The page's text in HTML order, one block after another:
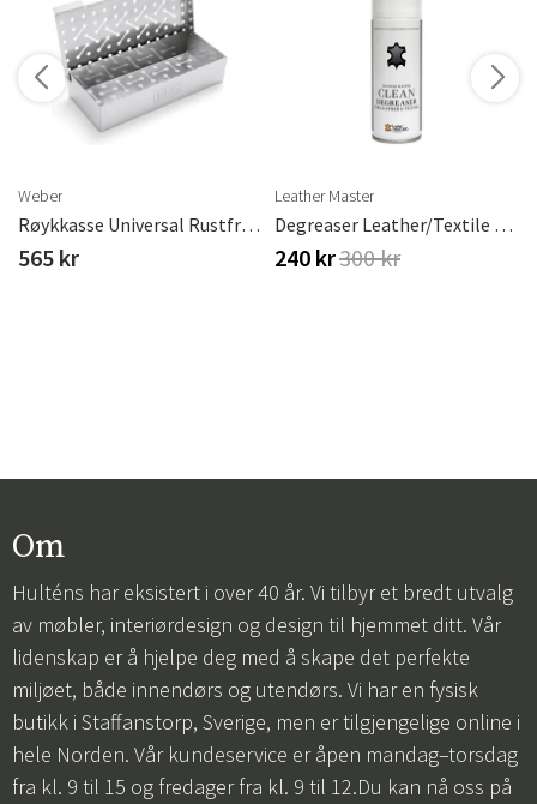
Weber
Røykkasse Universal Rustfri Weber
565 kr
Leather Master
Degreaser Leather/textile 200 Ml
240 kr300 kr
Om
Hulténs har eksistert i over 40 år. Vi tilbyr et bredt utvalg
av møbler, interiørdesign og design til hjemmet ditt. Vår
lidenskap er å hjelpe deg med å skape det perfekte
miljøet, både innendørs og utendørs. Vi har en fysisk
butikk i Staffanstorp, Sverige, men er tilgjengelige online i
hele Norden. Vår kundeservice er åpen mandag–torsdag
fra kl. 9 til 15 og fredager fra kl. 9 til 12.Du kan nå oss på